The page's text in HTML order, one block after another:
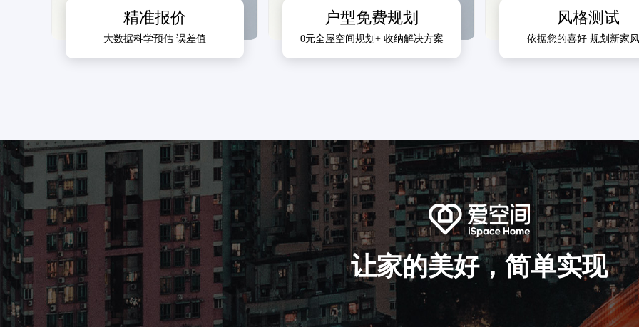
精准报价
大数据科学预估 误差值
户型免费规划
0元全屋空间规划+ 收纳解决方案
风格测试
依据您的喜好 规划新家
让家的美好，简单实现